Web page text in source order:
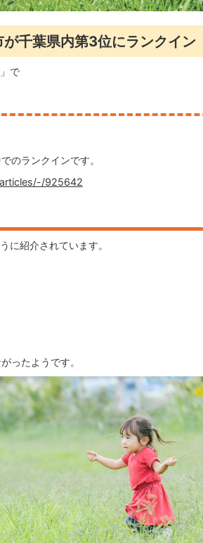
千葉県内第3位にランクイン
で
のランクインです。
925642
に紹介されています。
ったようです。